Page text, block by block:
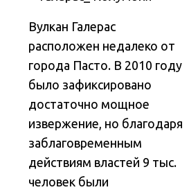
Вулкан Галерас
расположен недалеко от
города Пасто. В 2010 году
было зафиксировано
достаточно мощное
извержение, но благодаря
заблаговременным
действиям властей 9 тыс.
человек были